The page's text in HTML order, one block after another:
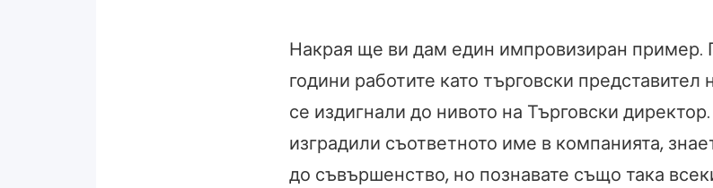
Накрая ще ви дам един импровизиран пример.
години работите като търговски
се издигнали до нивото на Търговски
изградили съответното име в компанията,
до съвършенство, но познавате също така